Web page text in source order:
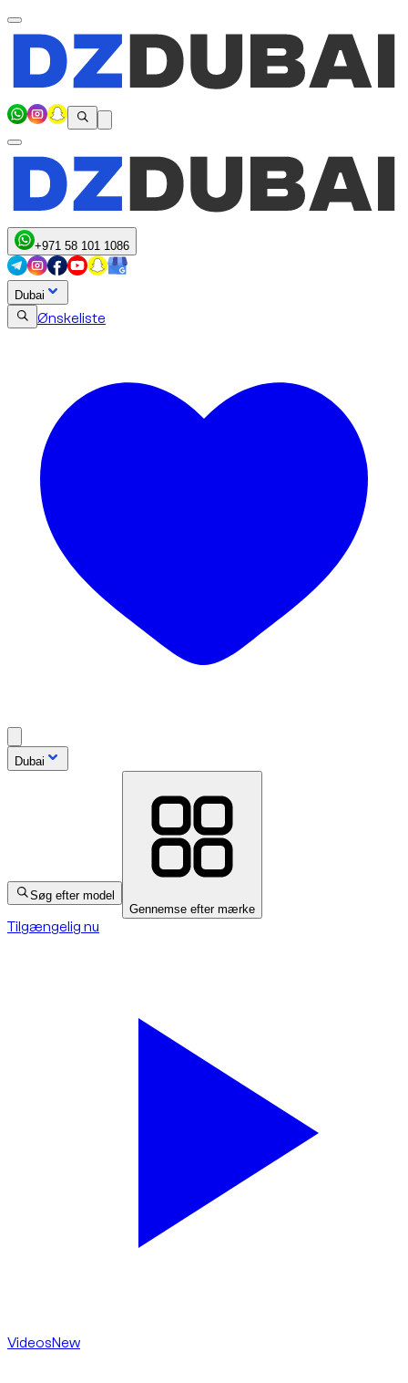
+971 58 101 1086
Dubai
Ønskeliste
Dubai
Søg efter model
Gennemse efter mærke
Tilgængelig nu
VideosNew